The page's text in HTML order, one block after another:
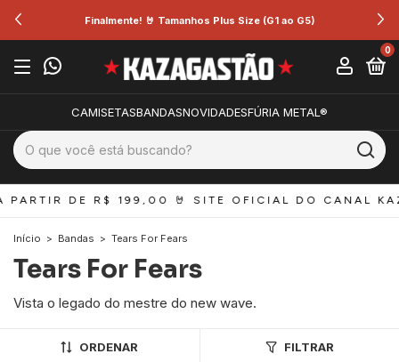
Finalmente! 🤘 Tamanhos Plus Size (G1 ao G5)
0
CAMISETASBANDASNOVIDADESFÚRIA METAL®
PARTIR DE R$ 199,00 🤘 SITE OFICIAL DO CANAL
Início > Bandas > Tears For Fears
Tears For Fears
Vista o legado do mestre do new wave.
ORDENAR FILTRAR